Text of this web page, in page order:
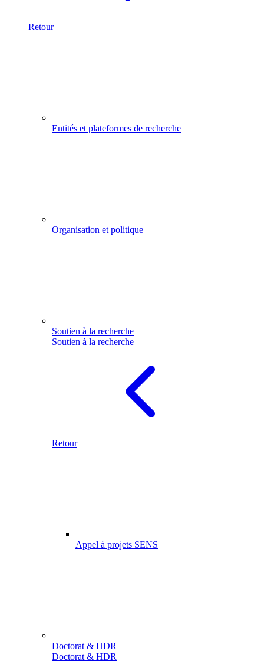
Retour
Entités et plateformes de recherche
Organisation et politique
Soutien à la recherche
Soutien à la recherche
Retour
Appel à projets SENS
Doctorat & HDR
Doctorat & HDR